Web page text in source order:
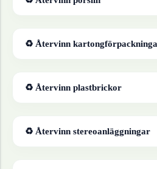
♻ Återvinn
♻ Återvinn plastbrickor
♻ Återvinn stereoanläggningar